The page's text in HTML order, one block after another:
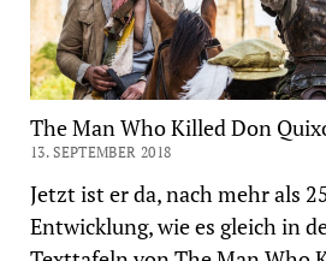
The Man Who Killed Don
13. SEPTEMBER 2018
Jetzt ist er da, nach mehr als
Entwicklung, wie es gleich in